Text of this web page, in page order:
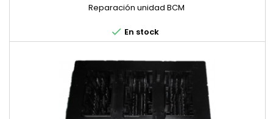
Reparación unidad BCM
 En stock